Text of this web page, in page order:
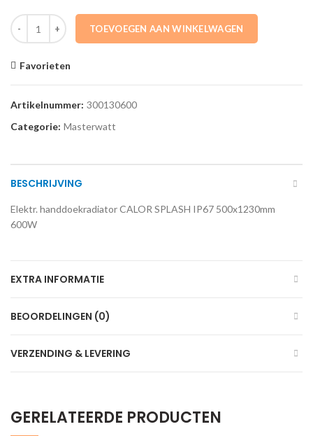
300130600 Elektr. handdoekradiator CALOR SPLASH IP67
TOEVOEGEN AAN WINKELWAGEN
Favorieten
Artikelnummer: 300130600
Categorie: Masterwatt
BESCHRIJVING
Elektr. handdoekradiator CALOR SPLASH IP67 500x1230mm
600W
EXTRA INFORMATIE
BEOORDELINGEN (0)
VERZENDING & LEVERING
GERELATEERDE PRODUCTEN